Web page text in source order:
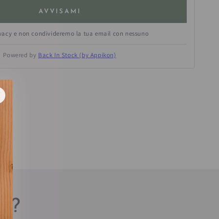
AVVISAMI
e non condivideremo la tua email con nessuno
Powered by Back In Stock (by Appikon)